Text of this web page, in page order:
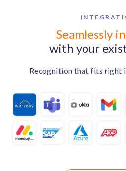
Seamlessly
with your
Recognition that fits right